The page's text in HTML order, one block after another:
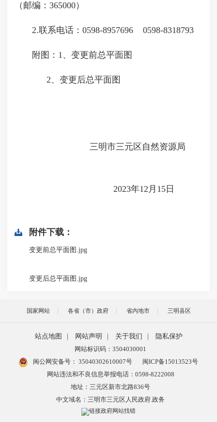
（邮编：365000）
2.联系电话：0598-8957696 0598-8318793
附图：1、变更前总平面图
2、变更后总平面图
三明市三元区自然资源局
2023年12月15日
附件下载：
变更前总平面图.jpg
变更后总平面图.jpg
国家网站 各省（市）政府 省内地市 三明县区
站点地图 网站声明 关于我们
隐私保护
网站标识码：3504030001
闽公网安备号： 35040302610007号
闽ICP备15013523号
网站违法和不良信息举报电话：0598-8222008
地址：三元区新市北路836号
中文域名：三明市三元区人民政府.政务